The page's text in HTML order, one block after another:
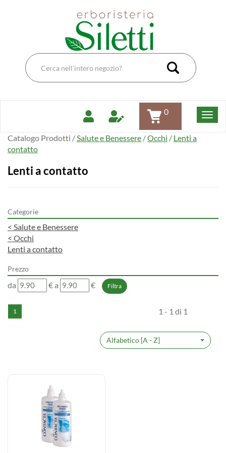
Cerca
Prodotto
Cerca
0
Catalogo Prodotti /Salute e Benessere /Occhi / Lenti a
contatto
Lenti a contatto
Categorie
< Salute e Benessere
< Occhi
Lenti a contatto
Prezzo
filtra
da € filtra
a €
1 1 - 1 di 1
Alfabetico [A - Z]